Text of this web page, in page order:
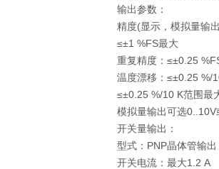
输出参数：
精度(显示，模拟量输
≤±1 %FS最大
重复精度：≤±0.25
温度漂移：≤±0.25 %/
≤±0.25 %/10 K范围最
模拟量输出可选
开关量输出：
型式：PNP晶体管输出
开关电流：最大1.2 A